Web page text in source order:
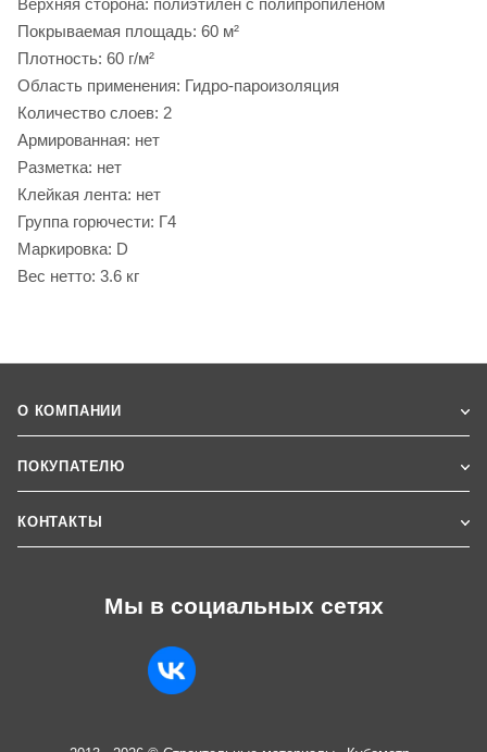
Покрываемая площадь: 60 м²
Плотность: 60 г/м²
Область применения: Гидро-пароизоляция
Количество слоев: 2
Армированная: нет
Разметка: нет
Клейкая лента: нет
Группа горючести: Г4
Маркировка: D
Вес нетто: 3.6 кг
О КОМПАНИИ
ПОКУПАТЕЛЮ
КОНТАКТЫ
Мы в социальных сетях